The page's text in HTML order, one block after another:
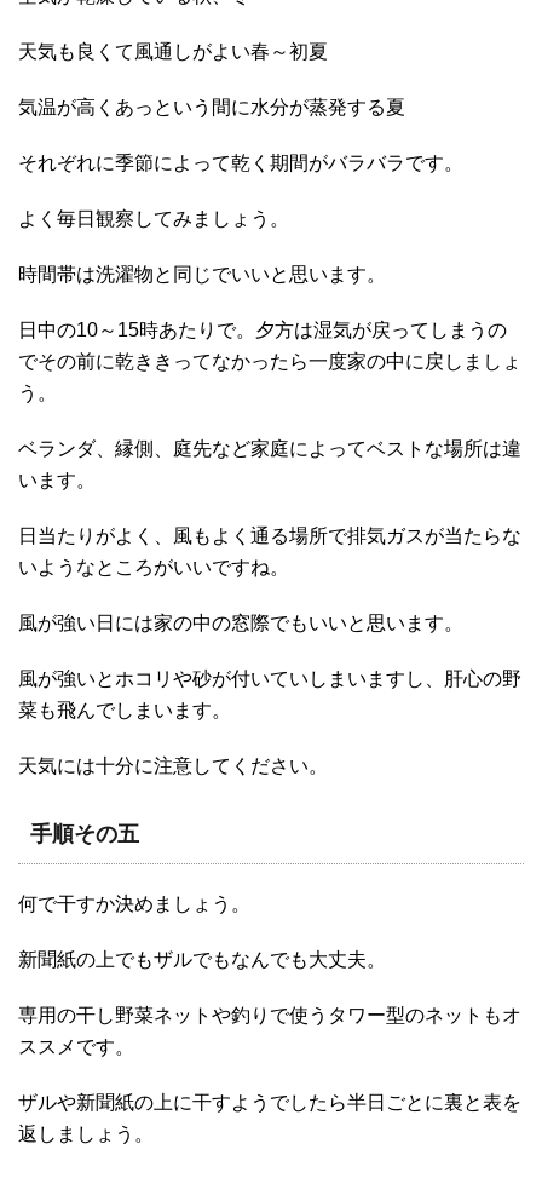
天気も良くて風通しがよい春～初夏
気温が高くあっという間に水分が蒸発する夏
それぞれに季節によって乾く期間がバラバラです。
よく毎日観察してみましょう。
時間帯は洗濯物と同じでいいと思います。
日中の10～15時あたりで。夕方は湿気が戻ってしまうの
でその前に乾ききってなかったら一度家の中に戻しましょ
う。
ベランダ、縁側、庭先など家庭によってベストな場所は違
います。
日当たりがよく、風もよく通る場所で排気ガスが当たらな
いようなところがいいですね。
風が強い日には家の中の窓際でもいいと思います。
風が強いとホコリや砂が付いていしまいますし、肝心の野
菜も飛んでしまいます。
天気には十分に注意してください。
手順その五
何で干すか決めましょう。
新聞紙の上でもザルでもなんでも大丈夫。
専用の干し野菜ネットや釣りで使うタワー型のネットもオ
ススメです。
ザルや新聞紙の上に干すようでしたら半日ごとに裏と表を
返しましょう。